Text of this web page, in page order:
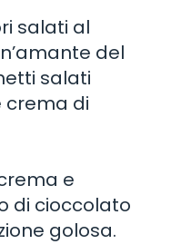
salati al
del
salati
crema di
e
di cioccolato
golosa.